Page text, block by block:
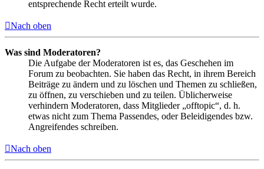
entsprechende Recht erteilt wurde.
Nach oben
Was sind Moderatoren?
Die Aufgabe der Moderatoren ist es, das Geschehen im
Forum zu beobachten. Sie haben das Recht, in ihrem Bereich
Beiträge zu ändern und zu löschen und Themen zu schließen,
zu öffnen, zu verschieben und zu teilen. Üblicherweise
verhindern Moderatoren, dass Mitglieder „offtopic“, d. h.
etwas nicht zum Thema Passendes, oder Beleidigendes bzw.
Angreifendes schreiben.
Nach oben